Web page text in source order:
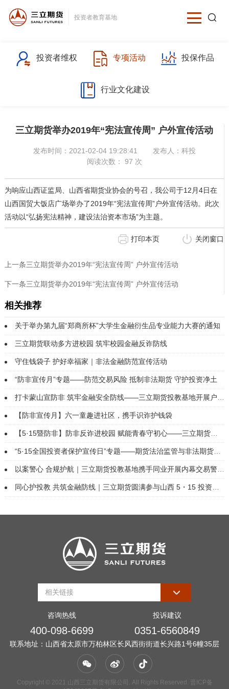
投资者教育基地
投资者维权 专项活动 投保作品
行业文化建设
三立期货举办2019年“宪法宣传周” 户外宣传活动
发布时间：2021-02-04 19:28:41 发布人： 科投
阅读次数： 97 次
为响应山西证监局、山西省期货业协会的号召，我公司于12月4日在
山西国贸大饭店广场举办了2019年“宪法宣传周”户外宣传活动。此次
活动以“弘扬宪法精神，建设法治资本市场”为主题。
打印本页 关闭窗口
上一条三立期货举办2019年“宪法宣传周” 户外宣传活动
下一条三立期货举办2019年“宪法宣传周” 户外宣传活动
相关推荐
关于举办第九届“郑商所杯”大学生金融衍生品专业能力大赛的通知
三立期货联动多方进校园 筑牢校园金融反诈防线
守住钱袋子 护好幸福家｜非法金融防范宣传活动
“防非宣传月”专题——防范交易风险 抵制非法期货 守护投资净土
打卡蒙山宣防非 筑牢金融安全防线——三立期货投教基地开展户外防非宣传活动
【防非宣传月】六一童趣进社区，携手识诈护钱袋
【5·15暨防非】防非反诈进校园 赋能青春守初心——三立期货投教基地走进山西财大开展5·15暨防非专项宣讲
“5·15全国投资者保护宣传日”专题——期货法治监管与非法期货风险防范投教会
以案警心 合规护航｜三立期货投教基地携手同业开展内幕交易警示教育活动
同心护投教 共筑金融防线｜三立期货圆满参与山西 5・15 投资者保护主题活动
咨询热线
400-098-6699
投诉建议
0351-6560849
联系地址：山西省太原市万柏林区长风西街街道长兴路1号6幢35层
Copyright © 2021 山西三立期货有限公司. All Rights Reserved. 晋ICP备